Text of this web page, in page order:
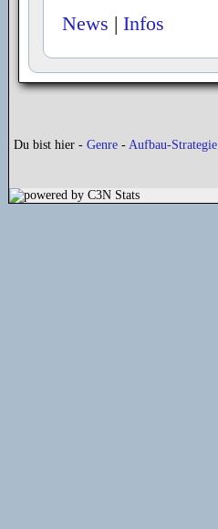
News | Infos
Du bist hier - Genre - Aufbau-Strategie